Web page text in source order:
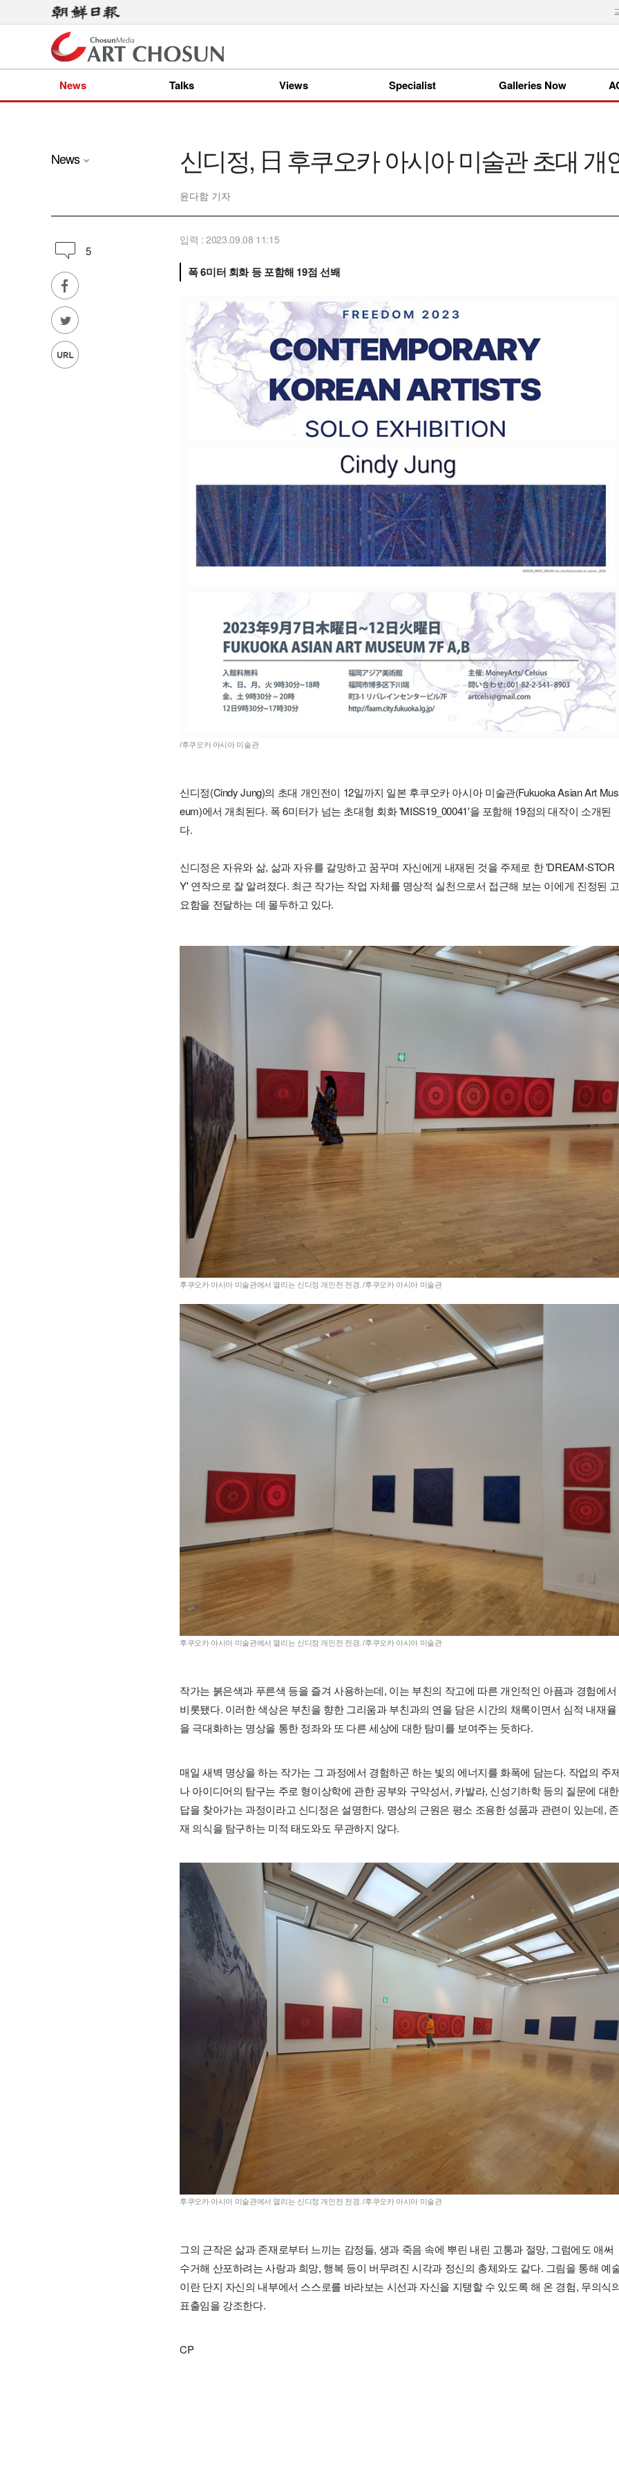
News Talks Views Specialist Galleries Now
News 신디정, 日 후쿠오카 아시아 미술관 초대 개
윤다함 기자
5
입력 : 2023.09.08 11:15
폭 6미터 회화 등 포함해 19점 선봬
/후쿠오카 아시아 미술관
신디정(Cindy Jung)의 초대 개인전이 12일까지 일본 후쿠오카 아시아 미술관(Fukuoka Asian Art Mus
eum)에서 개최된다. 폭 6미터가 넘는 초대형 회화 'MISS19_00041'을 포함해 19점의 대작이 소개된
다.
신디정은 자유와 삶, 삶과 자유를 갈망하고 꿈꾸며 자신에게 내재된 것을 주제로 한 'DREAM-STOR
Y' 연작으로 잘 알려졌다. 최근 작가는 작업 자체를 명상적 실천으로서 접근해 보는 이에게 진정된 고
요함을 전달하는 데 몰두하고 있다.
후쿠오카 아시아 미술관에서 열리는 신디정 개인전 전경. /후쿠오카 아시아 미술관
후쿠오카 아시아 미술관에서 열리는 신디정 개인전 전경. /후쿠오카 아시아 미술관
작가는 붉은색과 푸른색 등을 즐겨 사용하는데, 이는 부친의 작고에 따른 개인적인 아픔과 경험에서
비롯됐다. 이러한 색상은 부친을 향한 그리움과 부친과의 연을 담은 시간의 채록이면서 심적 내재율
을 극대화하는 명상을 통한 정좌와 또 다른 세상에 대한 탐미를 보여주는 듯하다.
매일 새벽 명상을 하는 작가는 그 과정에서 경험하곤 하는 빛의 에너지를 화폭에 담는다. 작업의 주
나 아이디어의 탐구는 주로 형이상학에 관한 공부와 구약성서, 카발라, 신성기하학 등의 질문에 대한
답을 찾아가는 과정이라고 신디정은 설명한다. 명상의 근원은 평소 조용한 성품과 관련이 있는데, 존
재 의식을 탐구하는 미적 태도와도 무관하지 않다.
후쿠오카 아시아 미술관에서 열리는 신디정 개인전 전경. /후쿠오카 아시아 미술관
그의 근작은 삶과 존재로부터 느끼는 감정들, 생과 죽음 속에 뿌린 내린 고통과 절망, 그럼에도 애써
수거해 산포하려는 사랑과 희망, 행복 등이 버무려진 시각과 정신의 총체와도 같다. 그림을 통해 예
이란 단지 자신의 내부에서 스스로를 바라보는 시선과 자신을 지탱할 수 있도록 해 온 경험, 무의식
표출임을 강조한다.
CP